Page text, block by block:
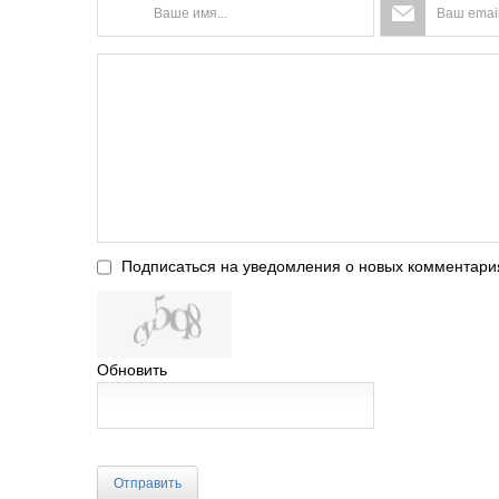
Подписаться на уведомления о новых
Обновить
Отправить